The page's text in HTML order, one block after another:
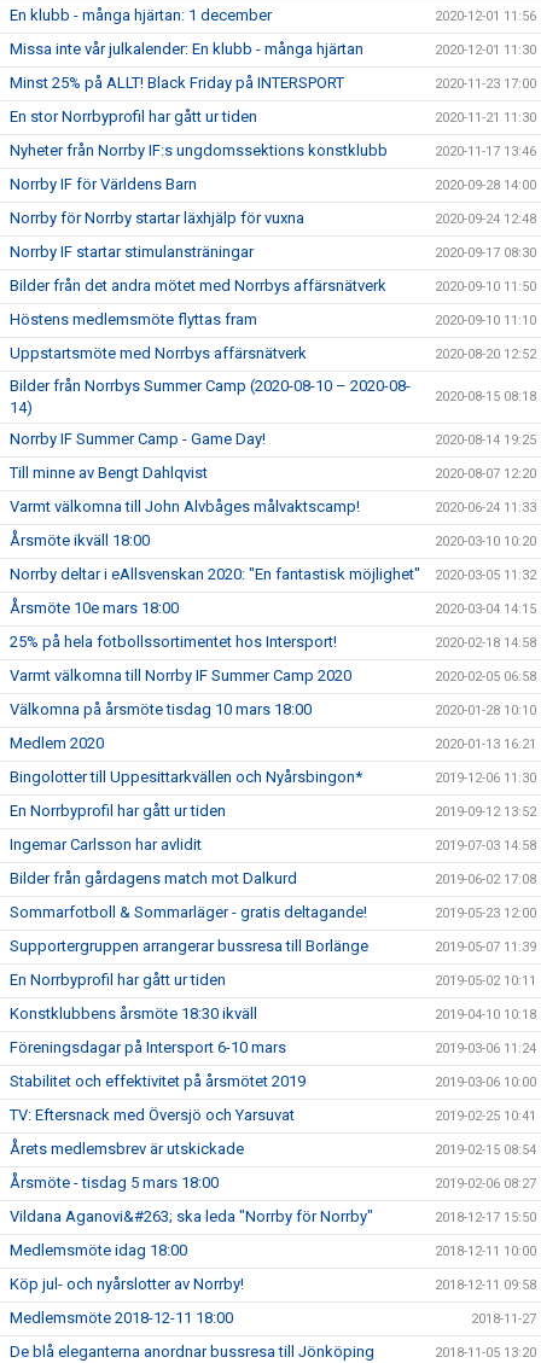
En klubb - många hjärtan: 1 december 2020-12-01 11:56
Missa inte vår julkalender: En klubb - många hjärtan 2020-12-01 11:30
Minst 25% på ALLT! Black Friday på INTERSPORT 2020-11-23 17:00
En stor Norrbyprofil har gått ur tiden 2020-11-21 11:30
Nyheter från Norrby IF:s ungdomssektions konstklubb 2020-11-17 13:46
Norrby IF för Världens Barn 2020-09-28 14:00
Norrby för Norrby startar läxhjälp för vuxna 2020-09-24 12:48
Norrby IF startar stimulansträningar 2020-09-17 08:30
Bilder från det andra mötet med Norrbys affärsnätverk 2020-09-10 11:50
Höstens medlemsmöte flyttas fram 2020-09-10 11:10
Uppstartsmöte med Norrbys affärsnätverk 2020-08-20 12:52
Bilder från Norrbys Summer Camp (2020-08-10 – 2020-08-
14)
2020-08-15 08:18
Norrby IF Summer Camp - Game Day! 2020-08-14 19:25
Till minne av Bengt Dahlqvist 2020-08-07 12:20
Varmt välkomna till John Alvbåges målvaktscamp! 2020-06-24 11:33
Årsmöte ikväll 18:00 2020-03-10 10:20
Norrby deltar i eAllsvenskan 2020: "En fantastisk möjlighet" 2020-03-05 11:32
Årsmöte 10e mars 18:00 2020-03-04 14:15
25% på hela fotbollssortimentet hos Intersport! 2020-02-18 14:58
Varmt välkomna till Norrby IF Summer Camp 2020 2020-02-05 06:58
Välkomna på årsmöte tisdag 10 mars 18:00 2020-01-28 10:10
Medlem 2020 2020-01-13 16:21
Bingolotter till Uppesittarkvällen och Nyårsbingon* 2019-12-06 11:30
En Norrbyprofil har gått ur tiden 2019-09-12 13:52
Ingemar Carlsson har avlidit 2019-07-03 14:58
Bilder från gårdagens match mot Dalkurd 2019-06-02 17:08
Sommarfotboll & Sommarläger - gratis deltagande! 2019-05-23 12:00
Supportergruppen arrangerar bussresa till Borlänge 2019-05-07 11:39
En Norrbyprofil har gått ur tiden 2019-05-02 10:11
Konstklubbens årsmöte 18:30 ikväll 2019-04-10 10:18
Föreningsdagar på Intersport 6-10 mars 2019-03-06 11:24
Stabilitet och effektivitet på årsmötet 2019 2019-03-06 10:00
TV: Eftersnack med Översjö och Yarsuvat 2019-02-25 10:41
Årets medlemsbrev är utskickade 2019-02-15 08:54
Årsmöte - tisdag 5 mars 18:00 2019-02-06 08:27
Vildana Aganovi&#263; ska leda "Norrby för Norrby" 2018-12-17 15:50
Medlemsmöte idag 18:00 2018-12-11 10:00
Köp jul- och nyårslotter av Norrby! 2018-12-11 09:58
Medlemsmöte 2018-12-11 18:00 2018-11-27
De blå eleganterna anordnar bussresa till Jönköping 2018-11-05 13:20